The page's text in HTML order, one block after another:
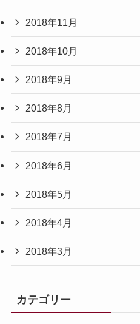
2018年11月
2018年10月
2018年9月
2018年8月
2018年7月
2018年6月
2018年5月
2018年4月
2018年3月
カテゴリー